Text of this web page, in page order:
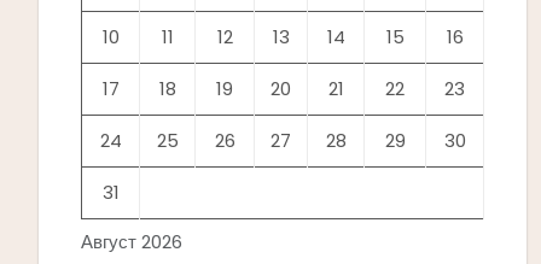
Август 2026
10 11 12 13 14 15 16
17 18 19 20 21 22 23
24 25 26 27 28 29 30
31